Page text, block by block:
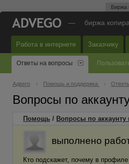
Биржа
— биржа
Работа в интернете Заказчику
Ответы на вопросы
Адвего Помощь и поддержка
Вопросы по
Помощь / Вопросы по аккаунту
выполнено
Кто подскажет, почему в